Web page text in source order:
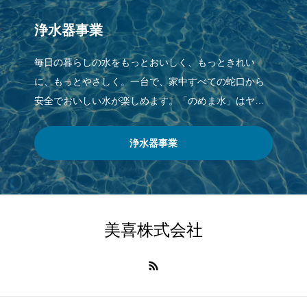
浄水器事業
毎日の暮らしの水をもっとおいしく、もっときれい
に、もっとやさしく。一台で、家中すべての蛇口から
安全でおいしい水が楽しめます。「のめま水」はヤシ
ガラ活性炭、カーボンフィルターにより、水道水に含
ま
浄水器事業
美喜株式会社